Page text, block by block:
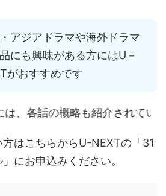
アジアドラマや海外ドラマ
にも興味がある方にはU－
がおすすめです
紹介されていますので、覗い
はこちらからU-NEXTの「31
にお申込みください。